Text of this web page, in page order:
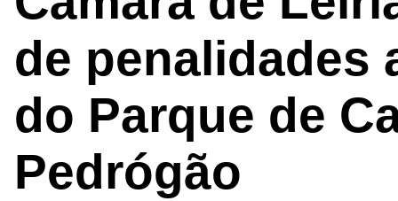
de penalidades
do Parque de
Pedrógão